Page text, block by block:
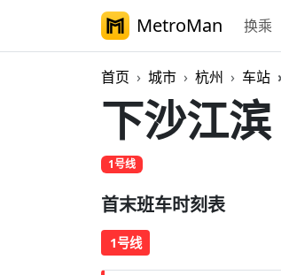
MetroMan 换乘
首页 城市 杭州 车站
下沙江滨
1号线
首末班车时刻表
1号线